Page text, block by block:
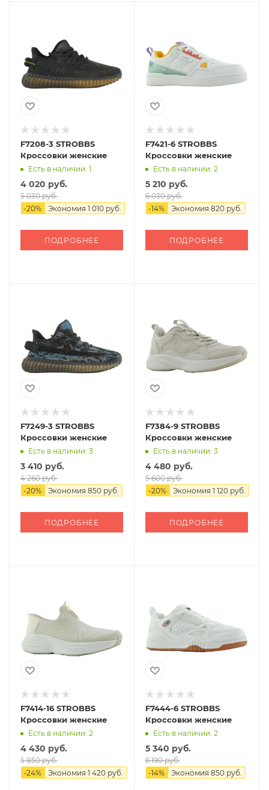
F7208-3 STROBBS
Кроссовки женские
Есть в наличии: 1
4 020 руб.
5 030 руб.
-20% Экономия 1 010 руб.
ПОДРОБНЕЕ
F7421-6 STROBBS
Кроссовки женские
Есть в наличии: 2
5 210 руб.
6 030 руб.
-14% Экономия 820 руб.
ПОДРОБНЕЕ
F7249-3 STROBBS
Кроссовки женские
Есть в наличии: 3
3 410 руб.
4 260 руб.
-20% Экономия 850 руб.
ПОДРОБНЕЕ
F7384-9 STROBBS
Кроссовки женские
Есть в наличии: 3
4 480 руб.
5 600 руб.
-20% Экономия 1 120 руб.
ПОДРОБНЕЕ
F7414-16 STROBBS
Кроссовки женские
Есть в наличии: 2
4 430 руб.
5 850 руб.
-24% Экономия 1 420 руб.
F7444-6 STROBBS
Кроссовки женские
Есть в наличии: 2
5 340 руб.
6 190 руб.
-14% Экономия 850 руб.